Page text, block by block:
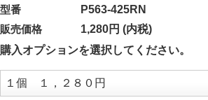
型番
P563-425RN
販売価格
1,280円 (内税)
購入オプションを選択してください。